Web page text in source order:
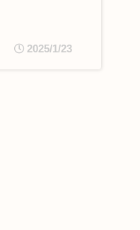
2025/1/23